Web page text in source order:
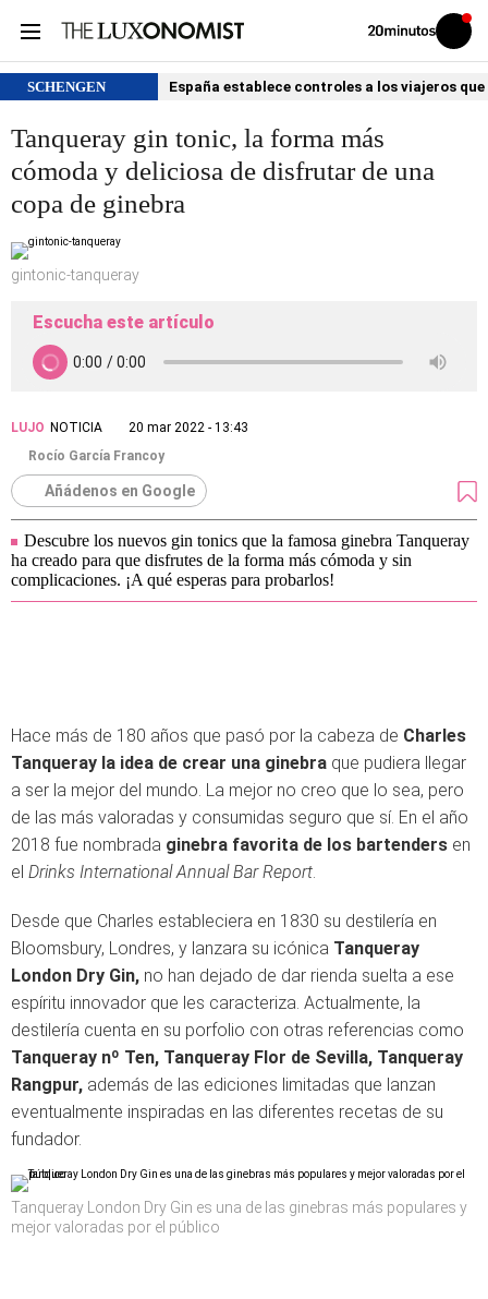
Volver
Iniciar
sesión
SCHENGEN España establece controles a los viajeros
Tanqueray gin tonic, la forma más
cómoda y deliciosa de disfrutar de una
copa de ginebra
gintonic-tanqueray
Escucha este artículo
LUJO NOTICIA
20 mar 2022 - 13:43
Rocío García Francoy
Añádenos en Google
Descubre los nuevos gin tonics que la famosa ginebra Tanqueray
ha creado para que disfrutes de la forma más cómoda y sin
complicaciones. ¡A qué esperas para probarlos!
Hace más de 180 años que pasó por la cabeza de Charles
Tanqueray la idea de crear una ginebra que pudiera llegar
a ser la mejor del mundo. La mejor no creo que lo sea, pero
de las más valoradas y consumidas seguro que sí. En el año
2018 fue nombrada ginebra favorita de los bartenders en
el Drinks International Annual Bar Report.
Desde que Charles estableciera en 1830 su destilería en
Bloomsbury, Londres, y lanzara su icónica Tanqueray
London Dry Gin, no han dejado de dar rienda suelta a ese
espíritu innovador que les caracteriza. Actualmente, la
destilería cuenta en su porfolio con otras referencias como
Tanqueray nº Ten, Tanqueray Flor de Sevilla, Tanqueray
Rangpur, además de las ediciones limitadas que lanzan
eventualmente inspiradas en las diferentes recetas de su
fundador.
Tanqueray London Dry Gin es una de las ginebras más populares y
mejor valoradas por el público